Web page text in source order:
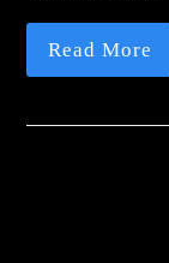
Read More